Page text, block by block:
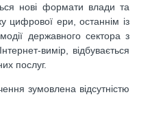
нові формати влади та
цифрової ери, останнім із
державного сектора з
вимір, відбувається
послуг.
зумовлена відсутністю